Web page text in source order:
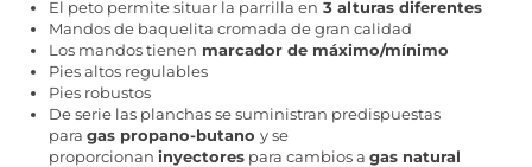
El peto permite situar la parrilla en 3 alturas diferentes
Mandos de baquelita cromada de gran calidad
Los mandos tienen marcador de máximo/mínimo
Pies altos regulables
Pies robustos
De serie las planchas se suministran predispuestas
para gas propano-butano y se
proporcionan inyectores para cambios a gas natural